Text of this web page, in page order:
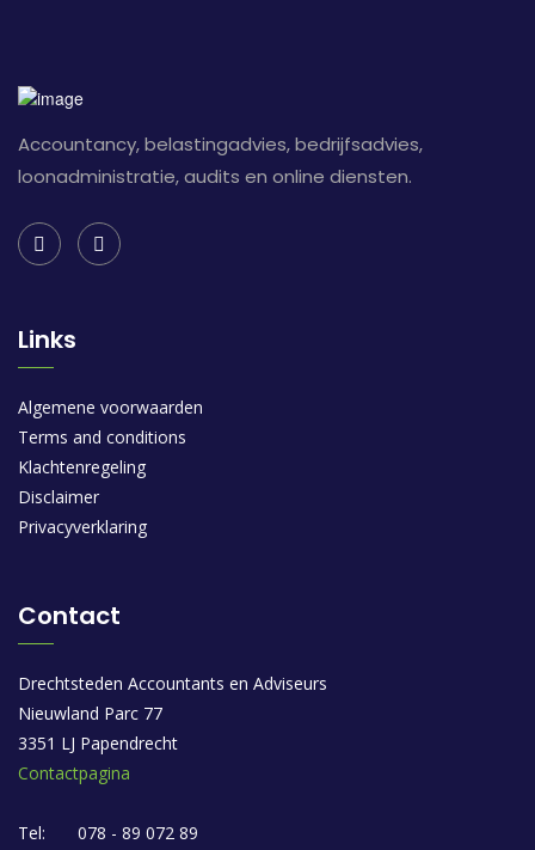
Accountancy, belastingadvies, bedrijfsadvies,
loonadministratie, audits en online diensten.
Links
Algemene voorwaarden
Terms and conditions
Klachtenregeling
Disclaimer
Privacyverklaring
Contact
Drechtsteden Accountants en Adviseurs
Nieuwland Parc 77
3351 LJ Papendrecht
Contactpagina
Tel: 078 - 89 072 89